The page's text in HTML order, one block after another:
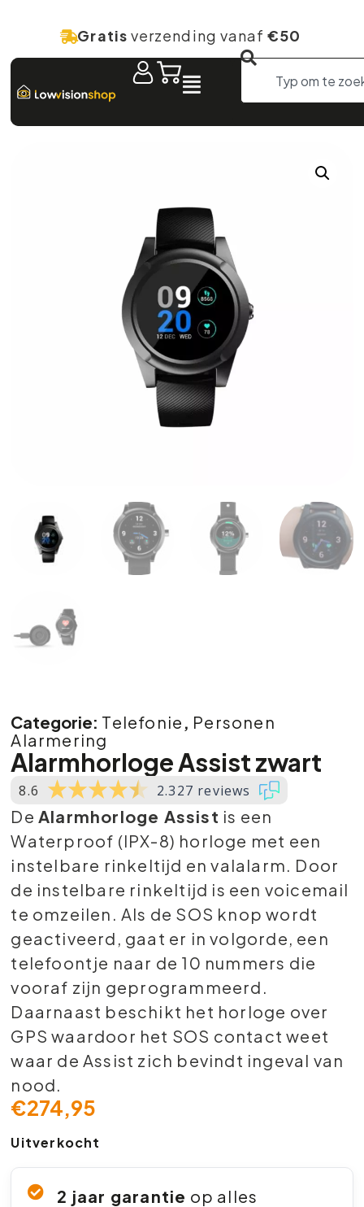
Gratis verzending vanaf €50
Categorie: Telefonie , Personen
Alarmering
Alarmhorloge Assist zwart
8.6 2.327 reviews
DeAlarmhorloge Assist is een
Waterproof (IPX-8) horloge met een
instelbare rinkeltijd en valalarm. Door
de instelbare rinkeltijd is een voicemail
te omzeilen. Als de SOS knop wordt
geactiveerd, gaat er in volgorde, een
telefoontje naar de 10 nummers die
vooraf zijn geprogrammeerd.
Daarnaast beschikt het horloge over
GPS waardoor het SOS contact weet
waar de Assist zich bevindt ingeval van
nood.
€274,95
Uitverkocht
2 jaar garantie op alles